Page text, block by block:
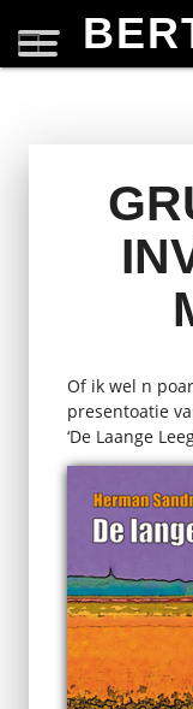
Of ik wel n
presentoatie
‘De Laange